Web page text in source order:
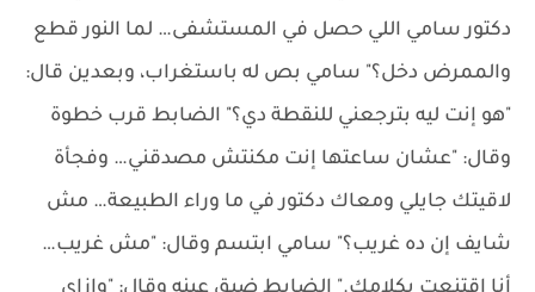
دكتور سامي اللي حصل في المستشفى… لما النور قطع
والممرض دخل؟" سامي بص له باستغراب، وبعدين قال:
"هو إنت ليه بترجعني للنقطة دي؟" الضابط قرب خطوة
وقال: "عشان ساعتها إنت مكنتش مصدقني… وفجأة
لاقيتك جايلي ومعاك دكتور في ما وراء الطبيعة… مش
شايف إن ده غريب؟" سامي ابتسم وقال: "مش غريب…